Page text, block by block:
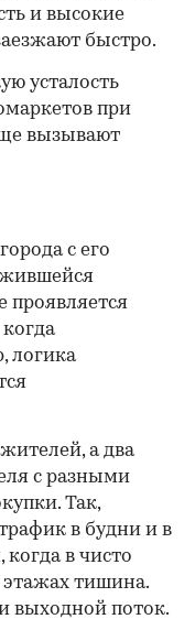
и высокие
быстро.
усталость
при
вызывают
с его
проявляется
логика
а два
с разными
Так,
в будни и в
в чисто
тишина.
выходной поток.